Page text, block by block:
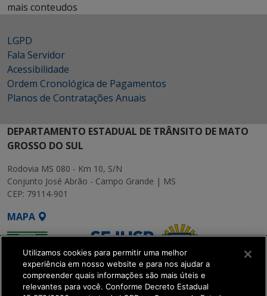
mais conteudos
LGPD
Fala Servidor
Acessibilidade
Ordem Cronológica de Pagamentos
Planos de Contratações Anuais
DEPARTAMENTO ESTADUAL DE TRÂNSITO DE MATO
GROSSO DO SUL
Rodovia MS 080 - Km 10, S/N
Conjunto José Abrão - Campo Grande | MS
CEP: 79114-901
MAPA
Utilizamos cookies para permitir uma melhor
experiência em nosso website e para nos ajudar a
compreender quais informações são mais úteis e
relevantes para você. Conforme Decreto Estadual